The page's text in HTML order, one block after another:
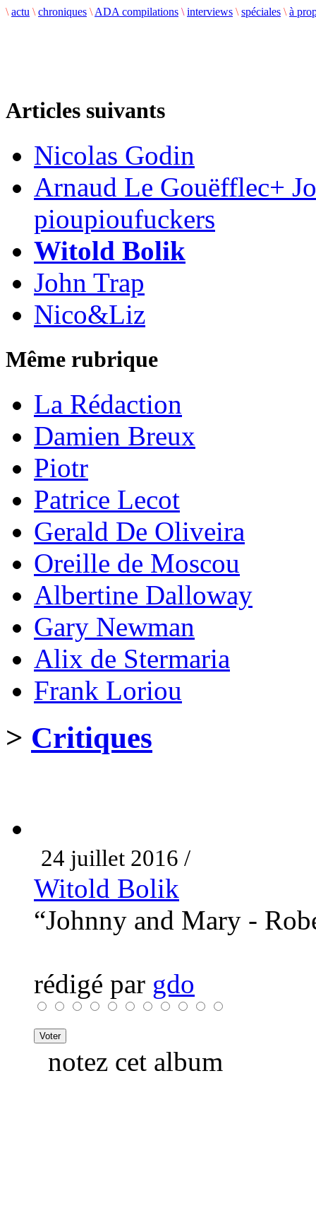
\ actu \ chroniques \ ADA compilations \ interviews \ spéciales \ à
Articles suivants
Nicolas Godin
Arnaud Le Gouëfflec+
pioupioufuckers
Witold Bolik
John Trap
Nico&Liz
Même rubrique
La Rédaction
Damien Breux
Piotr
Patrice Lecot
Gerald De Oliveira
Oreille de Moscou
Albertine Dalloway
Gary Newman
Alix de Stermaria
Frank Loriou
> Critiques
24 juillet 2016 /
Witold Bolik
“Johnny and Mary -
rédigé par gdo
notez cet album